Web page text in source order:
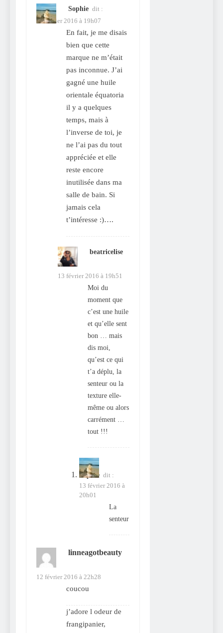
Sophie dit :
13 février 2016 à 19h07
En fait, je me disais
bien que cette
marque ne m’était
pas inconnue. J’ai
gagné une huile
orientale équatoria
il y a quelques
temps, mais à
l’inverse de toi, je
ne l’ai pas du tout
appréciée et elle
reste encore
inutilisée dans ma
salle de bain. Si
jamais cela
t’intéresse :)….
beatricelise
dit :
13 février 2016 à 19h51
Moi du
moment que
c’est une huile
et qu’elle sent
bon … mais
dis moi,
qu’est ce qui
t’a déplu, la
senteur ou la
texture elle-
même ou alors
carrément …
tout !!!
Sophie dit :
13 février 2016 à
20h01
La
senteur
linneagotbeauty
dit :
12 février 2016 à 22h28
coucou
j’adore l odeur de
frangipanier,